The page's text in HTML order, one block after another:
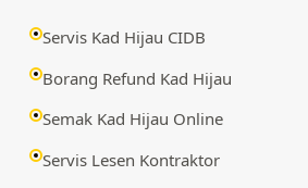
Servis Kad Hijau CIDB
Borang Refund Kad Hijau
Semak Kad Hijau Online
Servis Lesen Kontraktor